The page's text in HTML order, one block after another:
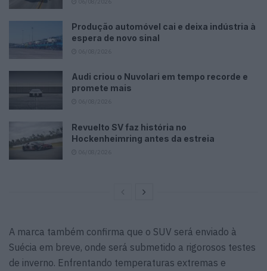
Produção automóvel cai e deixa indústria à
espera de novo sinal
Audi criou o Nuvolari em tempo recorde e
promete mais
Revuelto SV faz história no
Hockenheimring antes da estreia
A marca também confirma que o SUV será enviado à
Suécia em breve, onde será submetido a rigorosos testes
de inverno. Enfrentando temperaturas extremas e